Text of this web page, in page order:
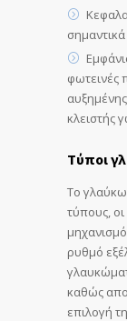
φωτεινές
κλειστής
Τύποι
Το
τύπους,
ρυθμό
καθώς
επιλογή